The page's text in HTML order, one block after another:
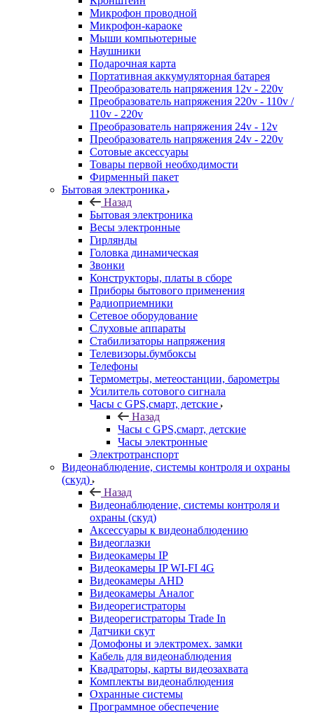
Микрофон проводной
Микрофон-караоке
Мыши компьютерные
Наушники
Подарочная карта
Портативная аккумуляторная батарея
Преобразователь напряжения 12v - 220v
Преобразователь напряжения 220v - 110v /
110v - 220v
Преобразователь напряжения 24v - 12v
Преобразователь напряжения 24v - 220v
Сотовые аксессуары
Товары первой необходимости
Фирменный пакет
Бытовая электроника
Назад
Бытовая электроника
Весы электронные
Гирлянды
Головка динамическая
Звонки
Конструкторы, платы в сборе
Приборы бытового применения
Радиоприемники
Сетевое оборудование
Слуховые аппараты
Стабилизаторы напряжения
Телевизоры.бумбоксы
Телефоны
Термометры, метеостанции, барометры
Усилитель сотового сигнала
Часы с GPS,смарт, детские
Назад
Часы с GPS,смарт, детские
Часы электронные
Электротранспорт
Видеонаблюдение, системы контроля и охраны
(скуд)
Назад
Видеонаблюдение, системы контроля и
охраны (скуд)
Аксессуары к видеонаблюдению
Видеоглазки
Видеокамеры IP
Видеокамеры IP WI-FI 4G
Видеокамеры AHD
Видеокамеры Аналог
Видеорегистраторы
Видеорегистраторы Trade In
Датчики скут
Домофоны и электромех. замки
Кабель для видеонаблюдения
Квадраторы, карты видеозахвата
Комплекты видеонаблюдения
Охранные системы
Программное обеспечение